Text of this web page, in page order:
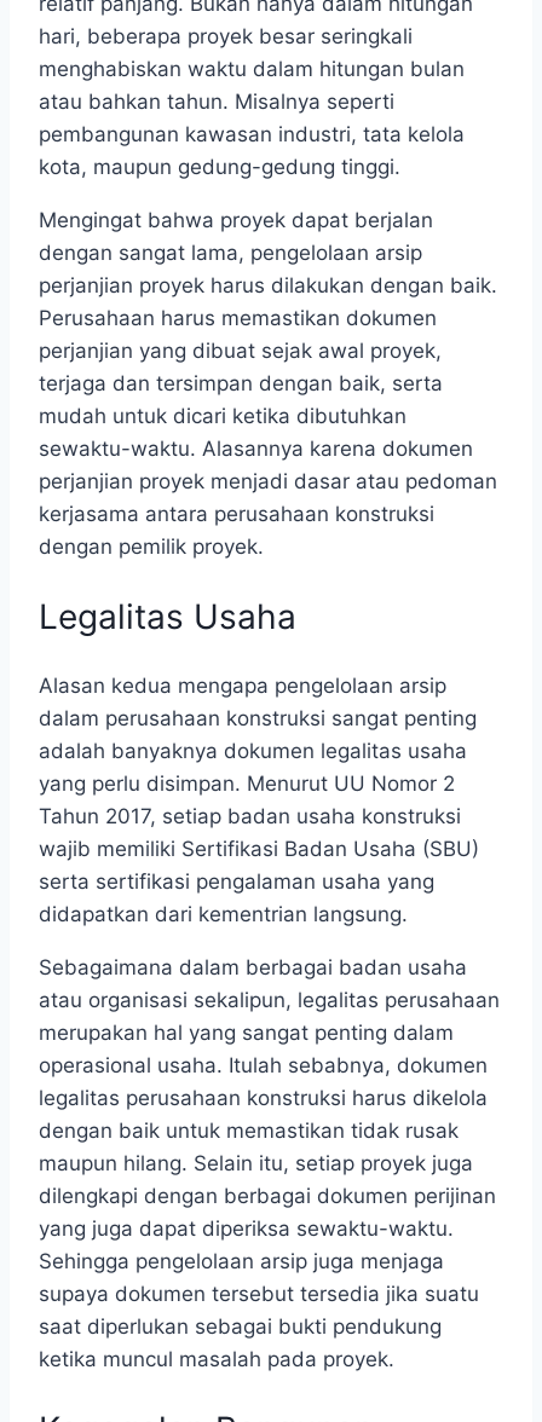
hari, beberapa proyek besar seringkali
menghabiskan waktu dalam hitungan bulan
atau bahkan tahun. Misalnya seperti
pembangunan kawasan industri, tata kelola
kota, maupun gedung-gedung tinggi.
Mengingat bahwa proyek dapat berjalan
dengan sangat lama, pengelolaan arsip
perjanjian proyek harus dilakukan dengan baik.
Perusahaan harus memastikan dokumen
perjanjian yang dibuat sejak awal proyek,
terjaga dan tersimpan dengan baik, serta
mudah untuk dicari ketika dibutuhkan
sewaktu-waktu. Alasannya karena dokumen
perjanjian proyek menjadi dasar atau pedoman
kerjasama antara perusahaan konstruksi
dengan pemilik proyek.
Legalitas Usaha
Alasan kedua mengapa pengelolaan arsip
dalam perusahaan konstruksi sangat penting
adalah banyaknya dokumen legalitas usaha
yang perlu disimpan. Menurut UU Nomor 2
Tahun 2017, setiap badan usaha konstruksi
wajib memiliki Sertifikasi Badan Usaha (SBU)
serta sertifikasi pengalaman usaha yang
didapatkan dari kementrian langsung.
Sebagaimana dalam berbagai badan usaha
atau organisasi sekalipun, legalitas perusahaan
merupakan hal yang sangat penting dalam
operasional usaha. Itulah sebabnya, dokumen
legalitas perusahaan konstruksi harus dikelola
dengan baik untuk memastikan tidak rusak
maupun hilang. Selain itu, setiap proyek juga
dilengkapi dengan berbagai dokumen perijinan
yang juga dapat diperiksa sewaktu-waktu.
Sehingga pengelolaan arsip juga menjaga
supaya dokumen tersebut tersedia jika suatu
saat diperlukan sebagai bukti pendukung
ketika muncul masalah pada proyek.